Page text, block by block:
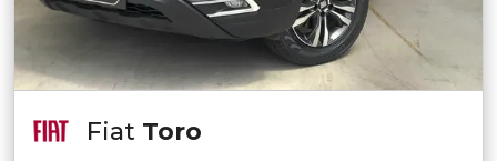
Fiat Toro